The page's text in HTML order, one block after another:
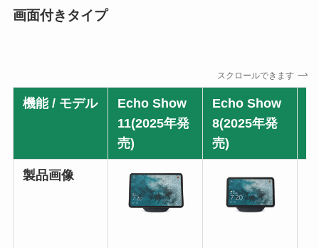
画面付きタイプ
スクロールできます
機能 / モデル
Echo Show
11(2025年発
売)
Echo Show
8(2025年発
売)
製品画像